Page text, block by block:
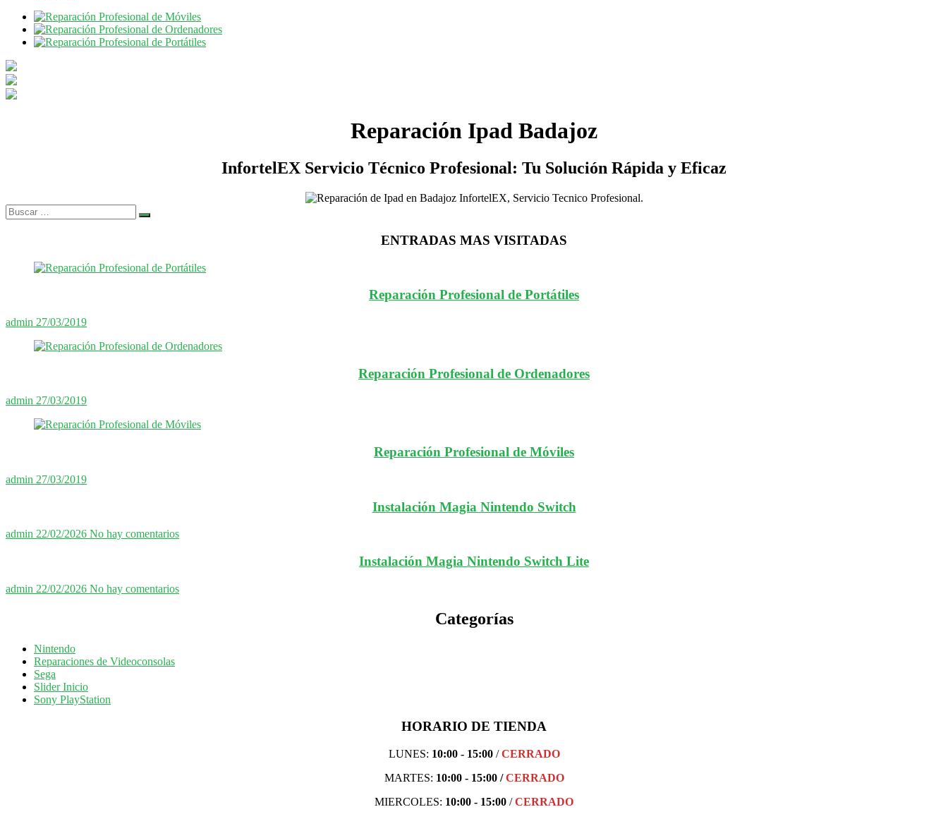
Reparación Ipad Badajoz
InfortelEX Servicio Técnico Profesional: Tu Solución Rápida y Eficaz
Buscar
…
ENTRADAS MAS VISITADAS
Reparación Profesional de Portátiles
admin 27/03/2019
Reparación Profesional de Ordenadores
admin 27/03/2019
Reparación Profesional de Móviles
admin 27/03/2019
Instalación Magia Nintendo Switch
admin 22/02/2026 No hay comentarios
Instalación Magia Nintendo Switch Lite
admin 22/02/2026 No hay comentarios
Categorías
Nintendo
Reparaciones de Videoconsolas
Sega
Slider Inicio
Sony PlayStation
HORARIO DE TIENDA
LUNES: 10:00 - 15:00/CERRADO
MARTES: 10:00 - 15:00 /CERRADO
MIERCOLES: 10:00 - 15:00 /CERRADO